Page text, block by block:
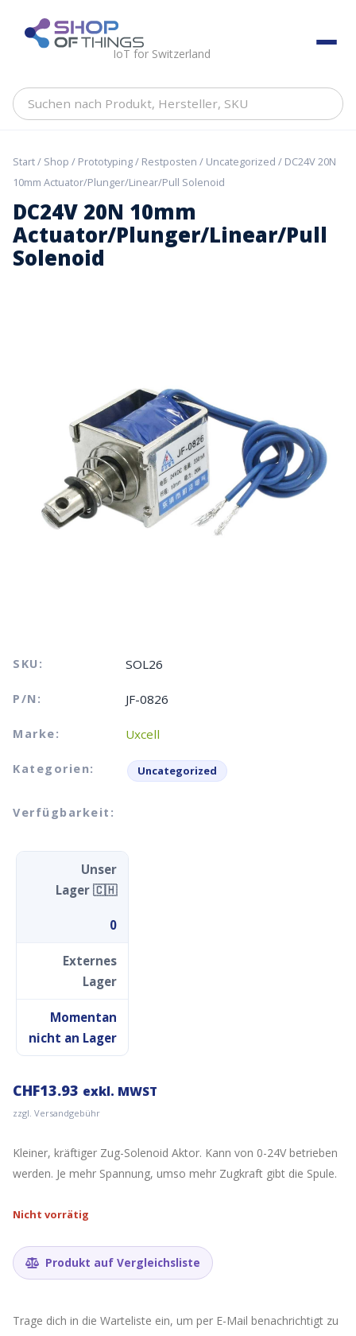
content ShopOfThings
IoT for Switzerland
Suchen
Hersteller,
Start/ Shop / Prototyping/ Restposten / Uncategorized / DC24V 20N
10mm Actuator/Plunger/Linear/Pull Solenoid
DC24V 20N 10mm
Actuator/Plunger/Linear/Pull
Solenoid
SKU: SOL26
P/N: JF-0826
Marke: Uxcell
Kategorien: Uncategorized
Verfügbarkeit:
Unser
Lager 🇨🇭
0
Externes
Lager
Momentan
nicht an Lager
CHF13.93 exkl. MWST
zzgl. Versandgebühr
Kleiner, kräftiger Zug-Solenoid Aktor. Kann von 0-24V betrieben
werden. Je mehr Spannung, umso mehr Zugkraft gibt die Spule.
Nicht vorrätig
Produkt auf Vergleichsliste
Trage dich in die Warteliste ein, um per E-Mail benachrichtigt zu